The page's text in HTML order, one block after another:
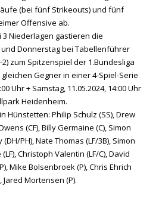
(bei fünf Strikeouts) und fünf
Offensive ab.
Niederlagen gastieren die
Donnerstag bei Tabellenführer
zum Spitzenspiel der 1.Bundesliga
Gegner in einer 4-Spiel-Serie
Uhr + Samstag, 11.05.2024, 14:00 Uhr
Heidenheim.
Hünstetten: Philip Schulz (SS), Drew
(CF), Billy Germaine (C), Simon
PH), Nate Thomas (LF/3B), Simon
Christoph Valentin (LF/C), David
Mike Bolsenbroek (P), Chris Ehrich
Jared Mortensen (P).